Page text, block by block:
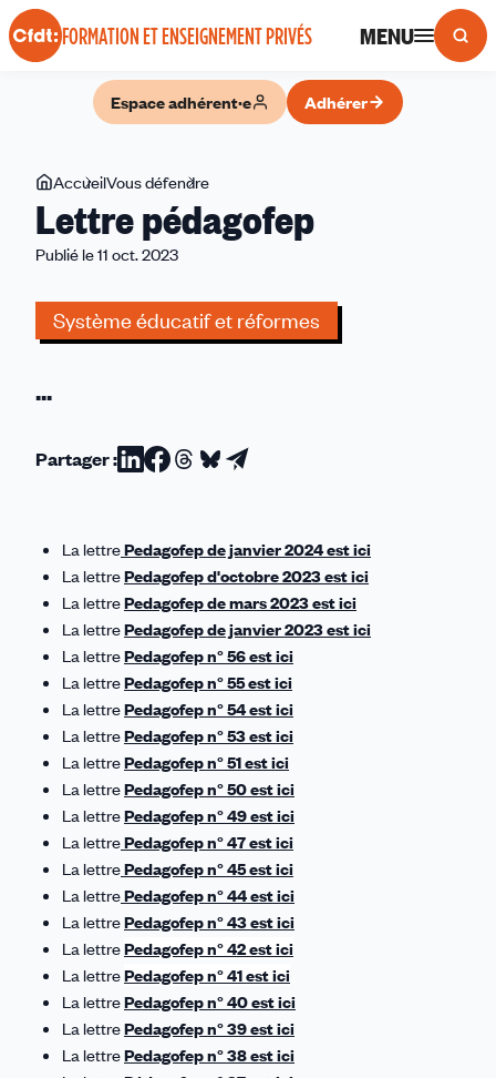
Panneau de gestion des cookies
FORMATION ET ENSEIGNEMENT PRIVÉS MENU
Espace adhérent·e Adhérer
Vous
êtes
ici
AccueilVous défendre
pédagofep
Lettre pédagofep
Publié le 11 oct. 2023
Système éducatif et réformes
...
Partager :Partager
Linkedin
Partager
Facebook
Partager
Threads
Partager
Bluesky
Partager
email
La lettrePedagofep de janvier 2024 est ici
La lettrePedagofep d'octobre 2023 est ici
La lettrePedagofep de mars 2023 est ici
La lettrePedagofep de janvier 2023 est ici
La lettrePedagofep n° 56 est ici
La lettrePedagofep n° 55 est ici
La lettrePedagofep n° 54 est ici
La lettrePedagofep n° 53 est ici
La lettrePedagofep n° 51 est ici
La lettrePedagofep n° 50 est ici
La lettrePedagofep n° 49 est ici
La lettrePedagofep n° 47 est ici
La lettrePedagofep n° 45 est ici
La lettrePedagofep n° 44 est ici
La lettrePedagofep n° 43 est ici
La lettrePedagofep n° 42 est ici
La lettrePedagofep n° 41 est ici
La lettrePedagofep n° 40 est ici
La lettrePedagofep n° 39 est ici
La lettrePedagofep n° 38 est ici